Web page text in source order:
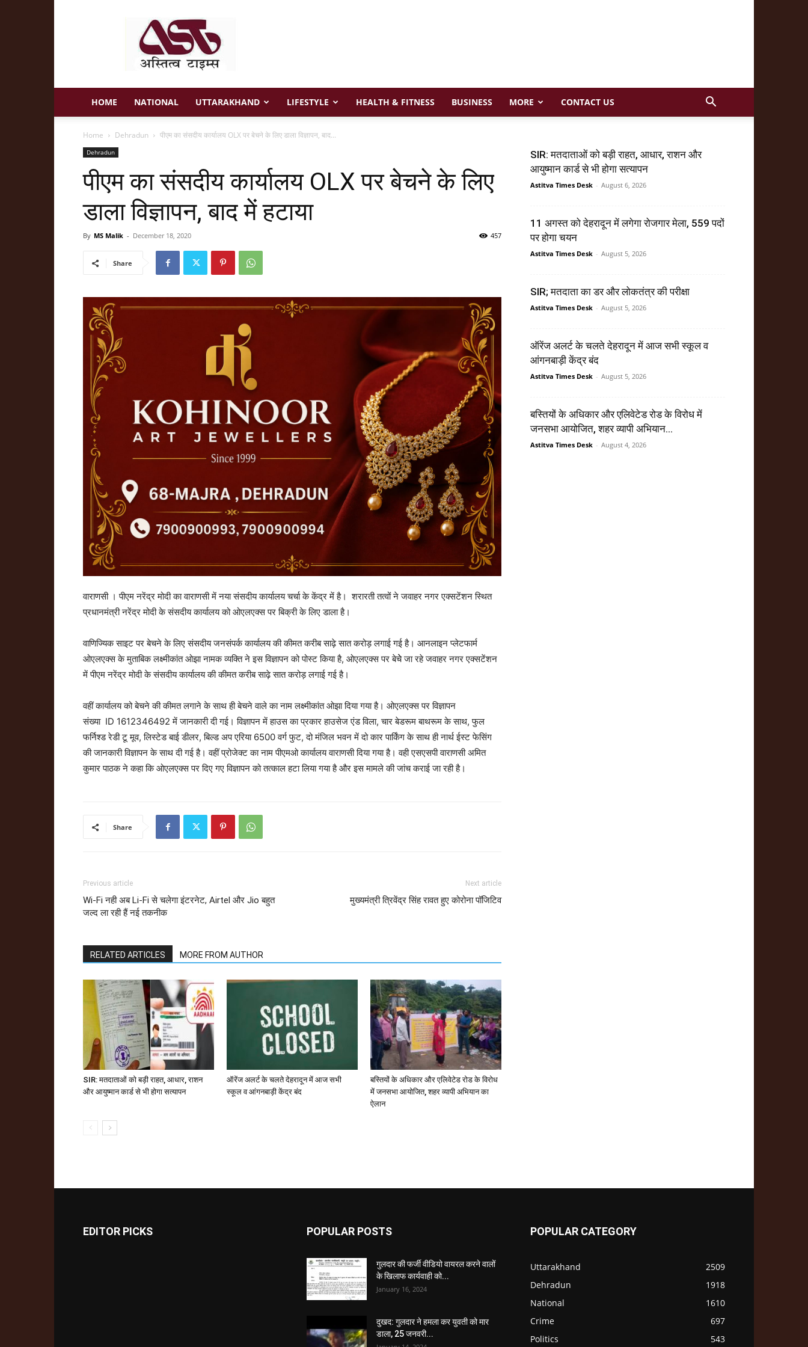
Astitva
Times
HOME NATIONAL UTTARAKHAND LIFESTYLE HEALTH & FITNESS BUSINESS MORE CONTACT US
Home Dehradun पीएम का संसदीय कार्यालय OLX पर बेचने के लिए डाला विज्ञापन, बाद...
Dehradun
पीएम का संसदीय कार्यालय OLX पर बेचने के लिए
डाला विज्ञापन, बाद में हटाया
By MS Malik - December 18, 2020 457
Share
वाराणसी । पीएम नरेंद्र मोदी का वाराणसी में नया संसदीय कार्यालय चर्चा के केंद्र में है। शरारती तत्वों ने जवाहर नगर एक्‍सटेंशन स्थित
प्रधानमंत्री नरेंद्र मोदी के संसदीय कार्यालय को ओएलएक्‍स पर बिक्री के लिए डाला है।
वाणिज्यिक साइट पर बेचने के लिए संसदीय जनसंपर्क कार्यालय की कीमत करीब साढ़े सात करोड़ लगाई गई है। आनलाइन प्लेटफार्म
ओएलएक्स के मुताबिक लक्ष्मीकांत ओझा नामक व्यक्ति ने इस विज्ञापन को पोस्ट किया है, ओएलएक्‍स पर बेचेे जा रहे जवाहर नगर एक्‍सटेंशन
में पीएम नरेंद्र मोदी के संसदीय कार्यालय की कीमत करीब साढ़े सात करोड़ लगाई गई है।
वहीं कार्यालय को बेचने की कीमत लगाने के साथ ही बेचने वाले का नाम लक्ष्‍मीकांत ओझा दिया गया है। ओएलएक्‍स पर विज्ञापन
संख्‍या ID 1612346492 में जानकारी दी गई। विज्ञापन में हाउस का प्रकार हाउसेज एंड विला, चार बेडरूम बाथरूम के साथ, फुल
फर्निश्‍ड रेडी टू मूव, लिस्‍टेड बाई डीलर, बिल्‍ड अप एरिया 6500 वर्ग फुट, दो मंजिल भवन में दो कार पार्किंग के साथ ही नार्थ ईस्‍ट फेसिंग
की जानकारी विज्ञापन के साथ दी गई है। वहीं प्रोजेक्‍ट का नाम पीएमओ कार्यालय वाराणसी दिया गया है। वही एसएसपी वाराणसी अमित
कुमार पाठक ने कहा कि ओएलएक्‍स पर दिए गए विज्ञापन को तत्‍काल हटा लिया गया है और इस मामले की जांच कराई जा रही है।
Share
Previous article
Wi-Fi नही अब Li-Fi से चलेगा इंटरनेट, Airtel और Jio बहुत
जल्द ला रही हैं नई तकनीक
Next article
मुख्यमंत्री त्रिवेंद्र सिंह रावत हुए कोरोना पॉजिटिव
RELATED ARTICLES MORE FROM AUTHOR
SIR: मतदाताओं को बड़ी राहत, आधार, राशन
और आयुष्मान कार्ड से भी होगा सत्यापन
ऑरेंज अलर्ट के चलते देहरादून में आज सभी
स्कूल व आंगनबाड़ी केंद्र बंद
बस्तियों के अधिकार और एलिवेटेड रोड के विरोध
में जनसभा आयोजित, शहर व्यापी अभियान का
ऐलान
SIR: मतदाताओं को बड़ी राहत, आधार, राशन और
आयुष्मान कार्ड से भी होगा सत्यापन
Astitva Times Desk - August 6, 2026
11 अगस्त को देहरादून में लगेगा रोजगार मेला, 559 पदों
पर होगा चयन
Astitva Times Desk - August 5, 2026
SIR; मतदाता का डर और लोकतंत्र की परीक्षा
Astitva Times Desk - August 5, 2026
ऑरेंज अलर्ट के चलते देहरादून में आज सभी स्कूल व
आंगनबाड़ी केंद्र बंद
Astitva Times Desk - August 5, 2026
बस्तियों के अधिकार और एलिवेटेड रोड के विरोध में
जनसभा आयोजित, शहर व्यापी अभियान...
Astitva Times Desk - August 4, 2026
EDITOR PICKS POPULAR POSTS
गुलदार की फर्जी वीडियो वायरल करने वालों
के खिलाफ कार्यवाही को...
January 16, 2024
दुखद: गुलदार ने हमला कर युवती को मार
डाला, 25 जनवरी...
POPULAR CATEGORY
Uttarakhand
2509
Dehradun
1918
National
1610
Crime
697
Politics
543